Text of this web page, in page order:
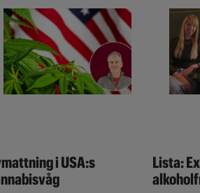
i USA:s
Lista: